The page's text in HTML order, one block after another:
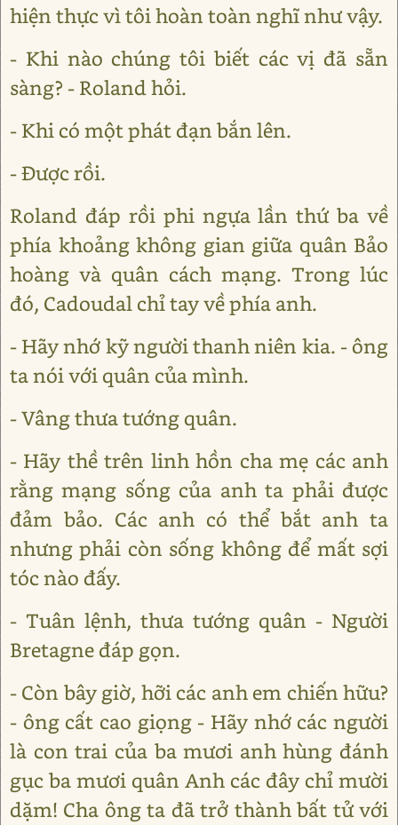
hiện thực vì tôi hoàn toàn nghĩ như vậy.
- Khi nào chúng tôi biết các vị đã sẵn
sàng? - Roland hỏi.
- Khi có một phát đạn bắn lên.
- Được rồi.
Roland đáp rồi phi ngựa lần thứ ba về
phía khoảng không gian giữa quân Bảo
hoàng và quân cách mạng. Trong lúc
đó, Cadoudal chỉ tay về phía anh.
- Hãy nhớ kỹ người thanh niên kia. - ông
ta nói với quân của mình.
- Vâng thưa tướng quân.
- Hãy thề trên linh hồn cha mẹ các anh
rằng mạng sống của anh ta phải được
đảm bảo. Các anh có thể bắt anh ta
nhưng phải còn sống không để mất sợi
tóc nào đấy.
- Tuân lệnh, thưa tướng quân - Người
Bretagne đáp gọn.
- Còn bây giờ, hỡi các anh em chiến hữu?
- ông cất cao giọng - Hãy nhớ các người
là con trai của ba mươi anh hùng đánh
gục ba mươi quân Anh các đây chỉ mười
dặm! Cha ông ta đã trở thành bất tử với